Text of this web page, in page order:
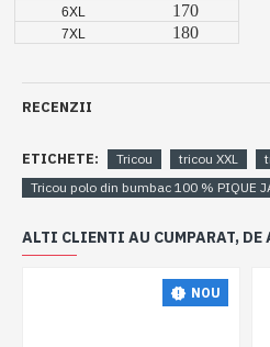
6XL 170
7XL 180
RECENZII
ETICHETE: Tricou tricou XXL
Tricou polo din bumbac 100 % PIQUE
ALTI CLIENTI AU CUMPARAT, DE
NOU